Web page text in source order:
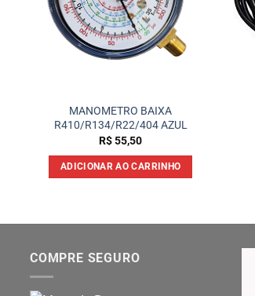
MANOMETRO BAIXA
R410/R134/R22/404 AZUL
R$55,50
ADICIONAR AO CARRINHO
COMPRE SEGURO